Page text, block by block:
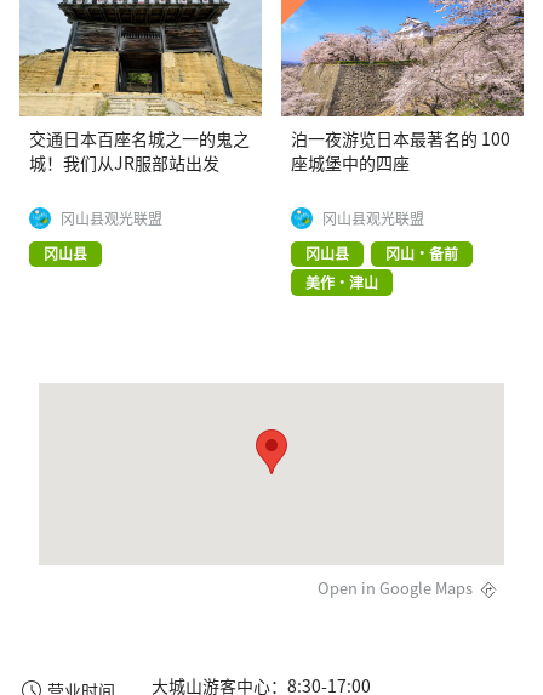
交通日本百座名城之一的鬼之
城！我们从JR服部站出发
冈山县观光联盟
冈山县
泊一夜游览日本最著名的 100
座城堡中的四座
冈山县观光联盟
冈山县
冈山・备前
美作・津山
Open in Google Maps
营业时间 大城山游客中心：8:30-17:00